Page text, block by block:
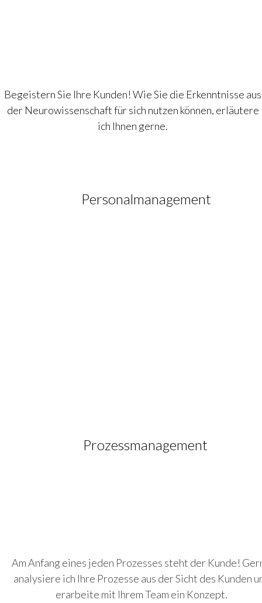
Personalmanagement
Prozessmanagement
Am Anfang eines jeden Prozesses steht der Kunde!
analysiere ich Ihre Prozesse aus der Sicht des Kunden
erarbeite mit Ihrem Team ein Konzept.
Begeistern Sie Ihre Kunden! Wie Sie die Erkenntnisse
der Neurowissenschaft für sich nutzen können, erläutere
ich Ihnen gerne.